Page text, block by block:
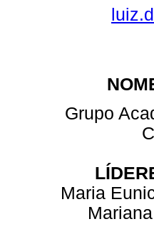
Grupo
Maria